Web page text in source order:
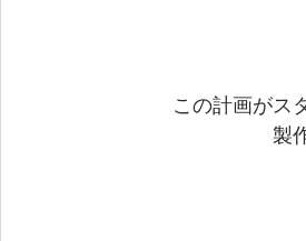
この計画がス
製